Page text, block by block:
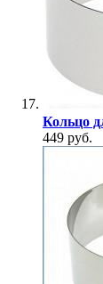
Кольцо
449 руб.